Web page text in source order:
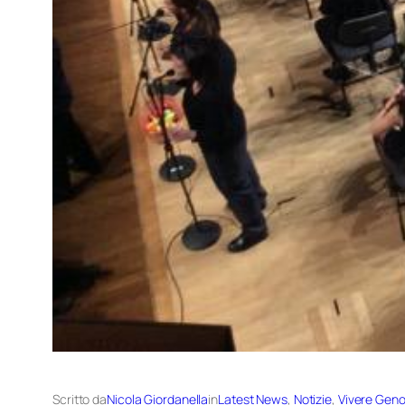
Scritto daNicola GiordanellainLatest News, Notizie, Vivere